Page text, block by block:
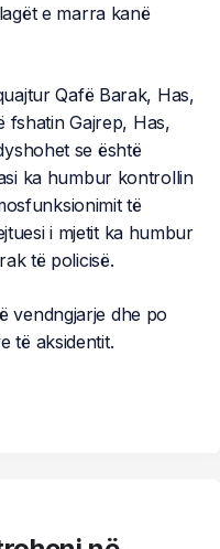
e marra kanë
Qafë Barak, Has,
fshatin Gajrep, Has,
se është
ka humbur kontrollin
të
i mjetit ka humbur
të policisë.
vendngjarje dhe po
të aksidentit.